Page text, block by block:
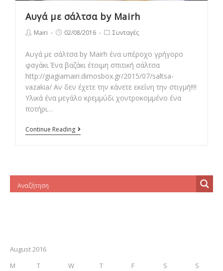
Αυγά με σάλτσα by Mairh
PostMairi
Post02/08/2016
PostΣυνταγές
Αυγά με σάλτσα by Mairh ένα υπέροχο γρήγορο
φαγάκι Ένα βαζάκι έτοιμη σπιτική σάλτσα
http://giagiamairi.dimosbox.gr/2015/07/saltsa-
vazakia/ Αν δεν έχετε την κάνετε εκείνη την στιγμή!!!!
Υλικά ένα μεγάλο κρεμμύδι χοντροκομμένο ένα
ποτήρι…
Continue Reading Αυγά
Mairh
August 2016
M
T W T F S S